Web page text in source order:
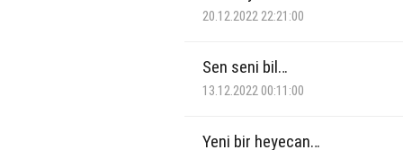
20.12.2022 22:21:00
Sen seni bil…
13.12.2022 00:11:00
Yeni bir heyecan…